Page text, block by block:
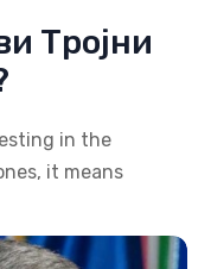
Тројни
in the
it means